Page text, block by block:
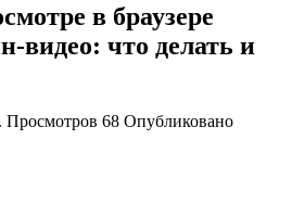
в браузере
видео: что делать и
Просмотров 68 Опубликовано